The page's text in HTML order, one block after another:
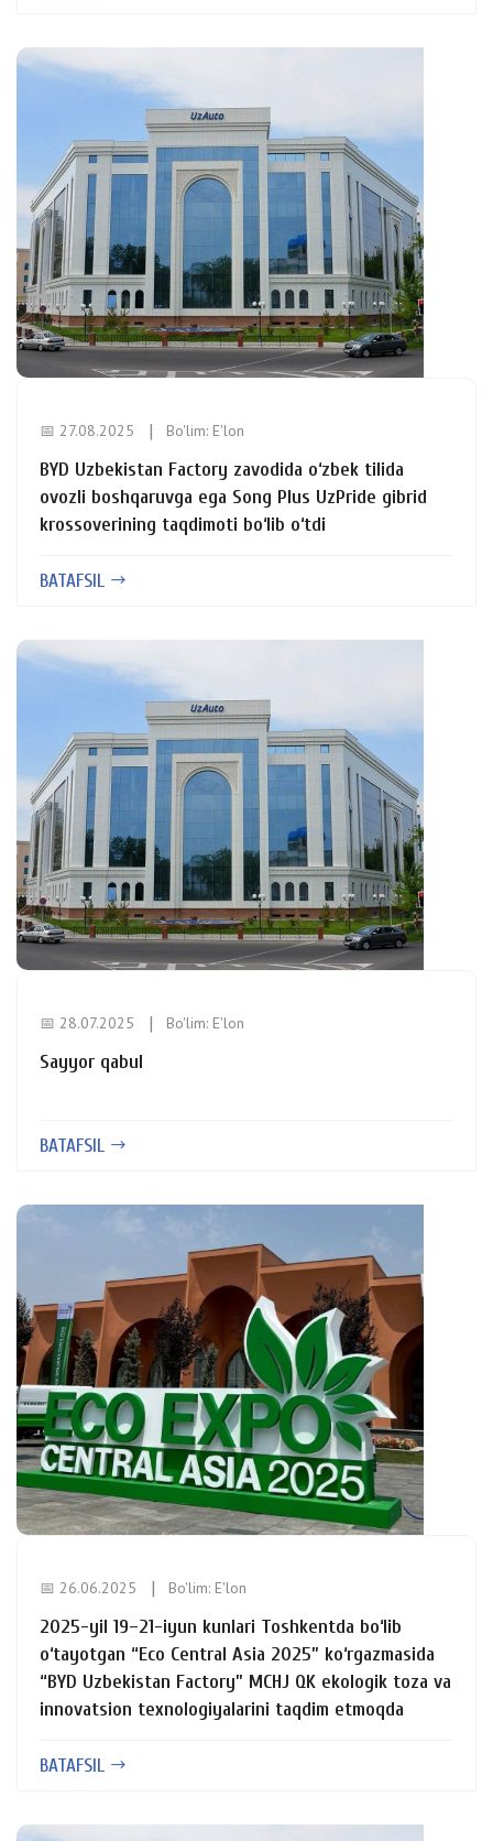
📅 27.08.2025 Bo'lim: E'lon
BYD Uzbekistan Factory zavodida o‘zbek tilida
ovozli boshqaruvga ega Song Plus UzPride gibrid
krossoverining taqdimoti bo‘lib o‘tdi
BATAFSIL
📅 28.07.2025 Bo'lim: E'lon
Sayyor qabul
BATAFSIL
📅 26.06.2025 Bo'lim: E'lon
2025-yil 19–21-iyun kunlari Toshkentda bo‘lib
o‘tayotgan “Eco Central Asia 2025” ko‘rgazmasida
“BYD Uzbekistan Factory” MCHJ QK ekologik toza va
innovatsion texnologiyalarini taqdim etmoqda
BATAFSIL